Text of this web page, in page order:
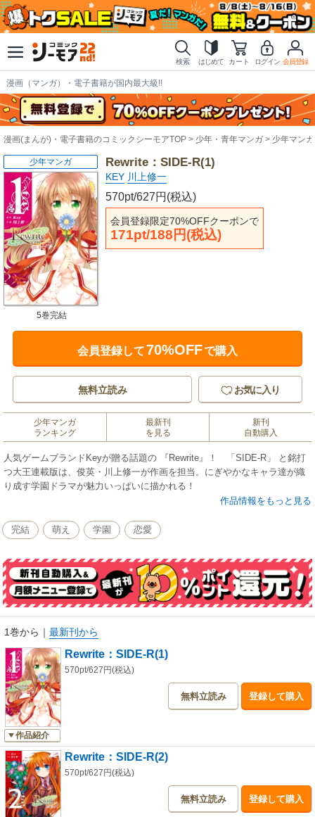
検索 はじめて カート ログイン 会員登録
漫画（マンガ）・電子書籍が国内最大級!!
漫画(まんが)・電子書籍のコミックシーモアTOP 少年・青年マンガ 少年マンガ
Rewrite：SIDE-R(1)
KEY 川上修一
570pt/627円(税込)
会員登録限定70%OFFクーポンで
171pt/188円(税込)
少年マンガ
5巻完結
会員登録して70%OFFで購入
無料立読み お気に入り
少年マンガ
ランキング
最新刊
を見る
新刊
自動購入
人気ゲームブランドKeyが贈る話題の 『Rewrite』！ 「SIDE-R」 と銘打
つ大王連載版は、俊英・川上修一が作画を担当。にぎやかなキャラ達が織
り成す学園ドラマが魅力いっぱいに描かれる！
作品情報をもっと見る
完結 萌え 学園 恋愛
1巻から ｜ 最新刊から
作品紹介
Rewrite：SIDE-R(1)
570pt/627円(税込)
無料立読み 登録して購入
Rewrite：SIDE-R(2)
570pt/627円(税込)
無料立読み 登録して購入